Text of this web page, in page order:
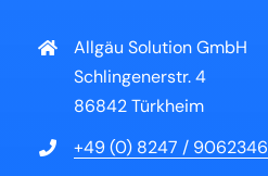
Allgäu Solution GmbH
Schlingenerstr. 4
86842 Türkheim
+49 (0) 8247 / 9062346